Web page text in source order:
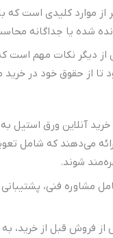
از موارد کلیدی است
شده یا جداگانه
از دیگر نکات مهم است
تا از حقوق خود در
آنلاین ورق استیل
می‌دهند که شامل
شوند.
فنی، پشتیبانی
قبل از خرید، به